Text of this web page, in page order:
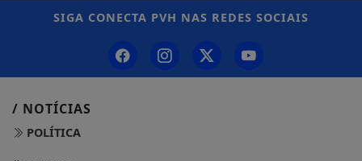
SIGA CONECTA PVH NAS REDES SOCIAIS
/ NOTÍCIAS
POLÍTICA